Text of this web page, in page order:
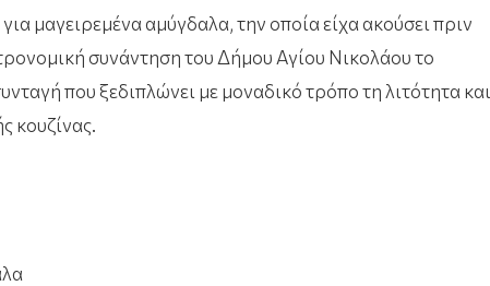
μαγειρεμένα αμύγδαλα, την οποία είχα ακούσει πριν
συνάντηση του Δήμου Αγίου Νικολάου το
που ξεδιπλώνει με μοναδικό τρόπο τη λιτότητα και
κουζίνας.